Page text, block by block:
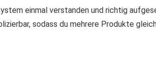
einmal verstanden und richtig
sodass du mehrere Produkte